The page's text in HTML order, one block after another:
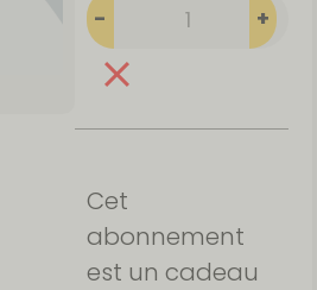
- +
Cet
abonnement
est un cadeau